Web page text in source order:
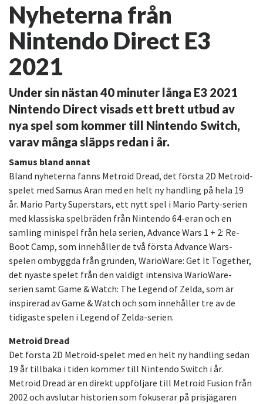
Nyheterna från
Nintendo Direct E3
2021
Under sin nästan 40 minuter långa E3 2021
Nintendo Direct visads ett brett utbud av
nya spel som kommer till Nintendo Switch,
varav många släpps redan i år.
Samus bland annat
Bland nyheterna fanns Metroid Dread, det första 2D Metroid-
spelet med Samus Aran med en helt ny handling på hela 19
år. Mario Party Superstars, ett nytt spel i Mario Party-serien
med klassiska spelbräden från Nintendo 64-eran och en
samling minispel från hela serien, Advance Wars 1 + 2: Re-
Boot Camp, som innehåller de två första Advance Wars-
spelen ombyggda från grunden, WarioWare: Get It Together,
det nyaste spelet från den väldigt intensiva WarioWare-
serien samt Game & Watch: The Legend of Zelda, som är
inspirerad av Game & Watch och som innehåller tre av de
tidigaste spelen i Legend of Zelda-serien.
Metroid Dread
Det första 2D Metroid-spelet med en helt ny handling sedan
19 år tillbaka i tiden kommer till Nintendo Switch i år.
Metroid Dread är en direkt uppföljare till Metroid Fusion från
2002 och avslutar historien som fokuserar på prisjägaren